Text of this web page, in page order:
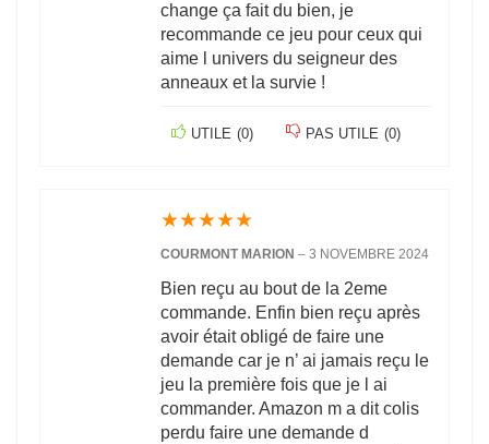
change ça fait du bien, je
recommande ce jeu pour ceux qui
aime l univers du seigneur des
anneaux et la survie !
UTILE (0) PAS UTILE (0)
★★★★★
COURMONT MARION – 3 NOVEMBRE 2024
Bien reçu au bout de la 2eme
commande. Enfin bien reçu après
avoir était obligé de faire une
demande car je n’ ai jamais reçu le
jeu la première fois que je l ai
commander. Amazon m a dit colis
perdu faire une demande d